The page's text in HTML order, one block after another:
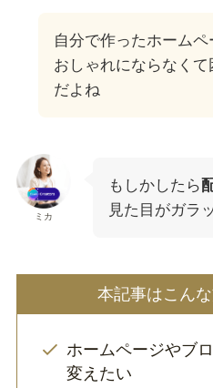
自分で作ったホーム
おしゃれにならなくて
だよね
ミカ
もしかしたら
見た目がガラ
本記事はこん
ホームページやブ
変えたい